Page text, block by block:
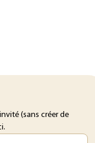
(sans créer de